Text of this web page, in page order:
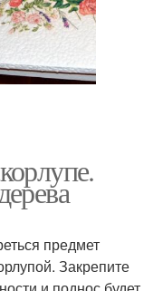
предмет
Закрепите